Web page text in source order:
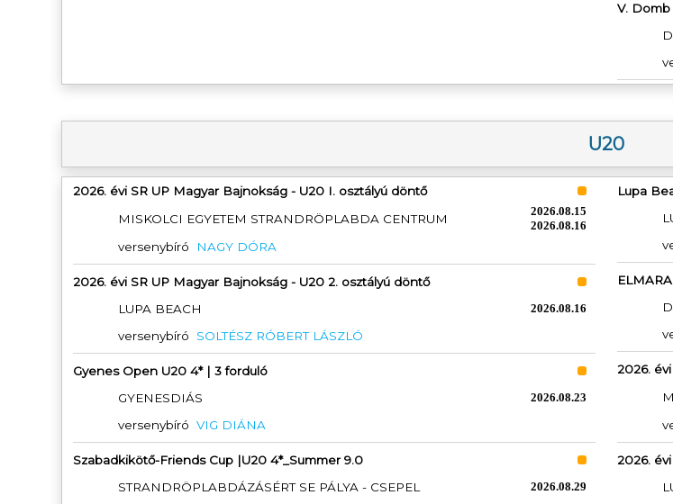
V. Domb
U20
2026. évi SR UP Magyar Bajnokság - U20 I. osztályú döntő
MISKOLCI EGYETEM STRANDRÖPLABDA CENTRUM
2026.08.15
2026.08.16
versenybíró NAGY DÓRA
2026. évi SR UP Magyar Bajnokság - U20 2. osztályú döntő
LUPA BEACH
2026.08.16
versenybíró SOLTÉSZ RÓBERT LÁSZLÓ
Gyenes Open U20 4* | 3 forduló
GYENESDIÁS
2026.08.23
versenybíró VIG DIÁNA
Szabadkikötő-Friends Cup |U20 4*_Summer 9.0
STRANDRÖPLABDÁZÁSÉRT SE PÁLYA - CSEPEL
2026.08.29
Lupa
2026.
2026.